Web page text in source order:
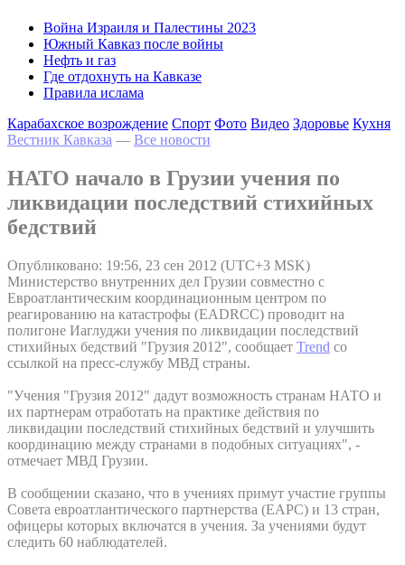
Война Израиля и Палестины 2023
Южный Кавказ после войны
Нефть и газ
Где отдохнуть на Кавказе
Правила ислама
Карабахское возрождение Спорт Фото Видео Здоровье Кухня
Вестник Кавказа — Все новости
НАТО начало в Грузии учения по
ликвидации последствий стихийных
бедствий
Опубликовано: 19:56, 23 сен 2012 (UTC+3 MSK)
Министерство внутренних дел Грузии совместно с
Евроатлантическим координационным центром по
реагированию на катастрофы (EADRCC) проводит на
полигоне Иаглуджи учения по ликвидации последствий
стихийных бедствий "Грузия 2012", сообщает Trend со
ссылкой на пресс-службу МВД страны.
"Учения "Грузия 2012" дадут возможность странам НАТО и
их партнерам отработать на практике действия по
ликвидации последствий стихийных бедствий и улучшить
координацию между странами в подобных ситуациях", -
отмечает МВД Грузии.
В сообщении сказано, что в учениях примут участие группы
Совета евроатлантического партнерства (EAPC) и 13 стран,
офицеры которых включатся в учения. За учениями будут
следить 60 наблюдателей.